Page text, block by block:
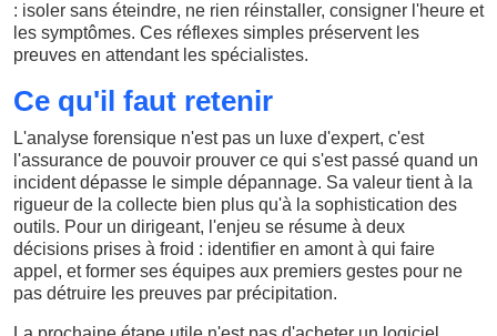
: isoler sans éteindre, ne rien réinstaller, consigner l'heure et
les symptômes. Ces réflexes simples préservent les
preuves en attendant les spécialistes.
Ce qu'il faut retenir
L'analyse forensique n'est pas un luxe d'expert, c'est
l'assurance de pouvoir prouver ce qui s'est passé quand un
incident dépasse le simple dépannage. Sa valeur tient à la
rigueur de la collecte bien plus qu'à la sophistication des
outils. Pour un dirigeant, l'enjeu se résume à deux
décisions prises à froid : identifier en amont à qui faire
appel, et former ses équipes aux premiers gestes pour ne
pas détruire les preuves par précipitation.